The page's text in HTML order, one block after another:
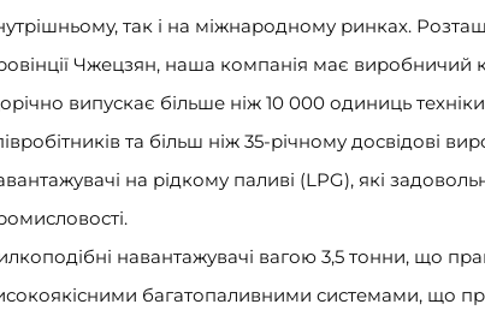
так і на міжнародному ринках.
Чжецзян, наша компанія має
випускає більше ніж 10 000 одиниць
та більш ніж 35-річному досвідові
на рідкому паливі (LPG), які
навантажувачі вагою 3,5 тонни, що
багатопаливними системами, що